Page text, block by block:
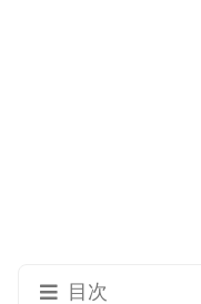
目次